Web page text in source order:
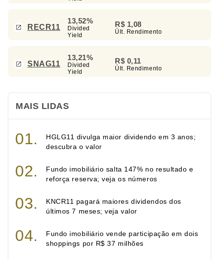
RECR11
13,52%
Divided
Yield
R$ 1,08
Últ. Rendimento
SNAG11
13,21%
Divided
Yield
R$ 0,11
Últ. Rendimento
MAIS LIDAS
HGLG11 divulga maior dividendo em 3 anos;
descubra o valor
Fundo imobiliário salta 147% no resultado e
reforça reserva; veja os números
KNCR11 pagará maiores dividendos dos
últimos 7 meses; veja valor
Fundo imobiliário vende participação em dois
shoppings por R$ 37 milhões